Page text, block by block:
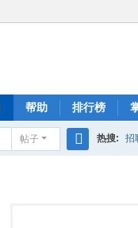
帮助 排行榜
帖子 热搜: 招